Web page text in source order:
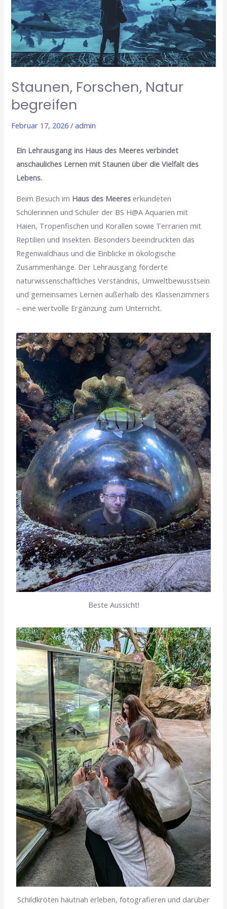
Staunen, Forschen, Natur
begreifen
Februar 17, 2026/admin
Ein Lehrausgang ins Haus des Meeres verbindet
anschauliches Lernen mit Staunen über die Vielfalt des
Lebens.
Beim Besuch im Haus des Meeres erkundeten
Schülerinnen und Schüler der BS H@A Aquarien mit
Haien, Tropenfischen und Korallen sowie Terrarien mit
Reptilien und Insekten. Besonders beeindruckten das
Regenwaldhaus und die Einblicke in ökologische
Zusammenhänge. Der Lehrausgang förderte
naturwissenschaftliches Verständnis, Umweltbewusstsein
und gemeinsames Lernen außerhalb des Klassenzimmers
– eine wertvolle Ergänzung zum Unterricht.
Beste Aussicht!
Schildkröten hautnah erleben, fotografieren und darüber
begreifen